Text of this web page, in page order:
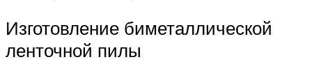
Изготовление биметаллической
ленточной пилы